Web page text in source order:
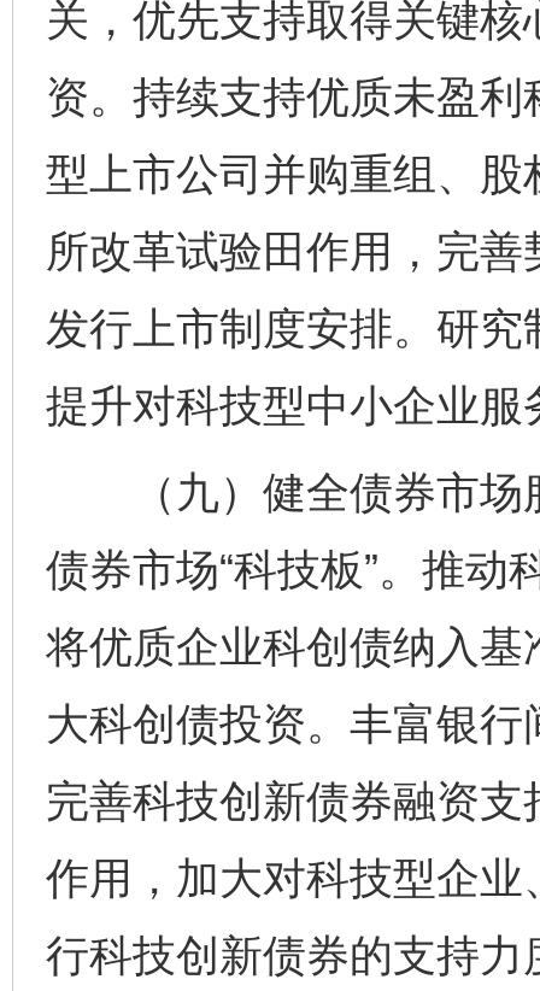
关，优先支持取得关键
资。持续支持优质未盈
型上市公司并购重组、
所改革试验田作用，完
发行上市制度安排。研
提升对科技型中小企业
（九）健全债券市场
债券市场“科技板”。推动
将优质企业科创债纳入
大科创债投资。丰富银
完善科技创新债券融资
作用，加大对科技型企
行科技创新债券的支持